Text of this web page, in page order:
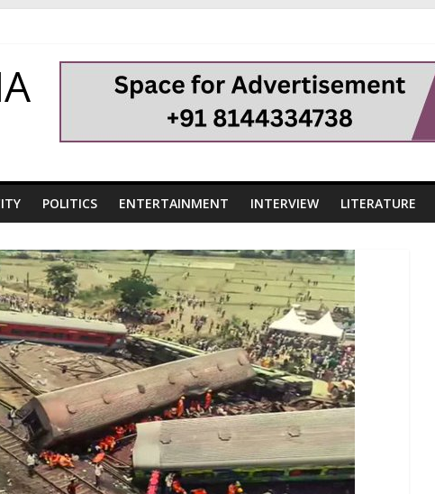
POLITICS ENTERTAINMENT INTERVIEW LITERATURE